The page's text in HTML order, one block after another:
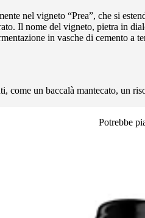
nel vigneto “Prea”, che si
Il nome del vigneto, pietra in
in vasche di cemento
come un baccalà mantecato, un
Potrebbe